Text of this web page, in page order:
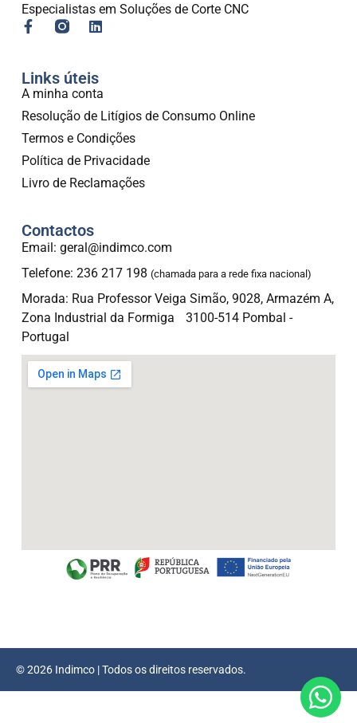
Especialistas em Soluções de Corte CNC
Links úteis
A minha conta
Resolução de Litígios de Consumo Online
Termos e Condições
Política de Privacidade
Livro de Reclamações
Contactos
Email: geral@indimco.com
Telefone: 236 217 198 (chamada para a rede fixa nacional)
Morada: Rua Professor Veiga Simão, 9028, Armazém A,
Zona Industrial da Formiga 3100-514 Pombal -
Portugal
© 2026 Indimco | Todos os direitos reservados.